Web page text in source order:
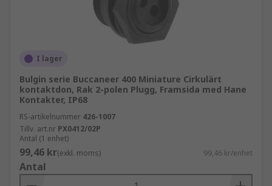
I lager
Bulgin serie Buccaneer 400 Miniature Cirkulärt
kontaktdon, Rak 2-polen Plugg, Framsida med Hane
Kontakter, IP68
RS-artikelnummer 426-1007
Tillv. art.nr PX0412/02P
Antal (1 enhet)
99,46 kr(exkl. moms) 99,46 kr/enhet
Antal